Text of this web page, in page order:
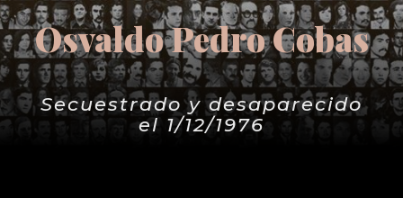
Osvaldo Pedro Cobas
Secuestrado y desaparecido
el 1/12/1976